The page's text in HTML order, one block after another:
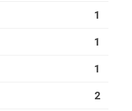
1
1
1
2